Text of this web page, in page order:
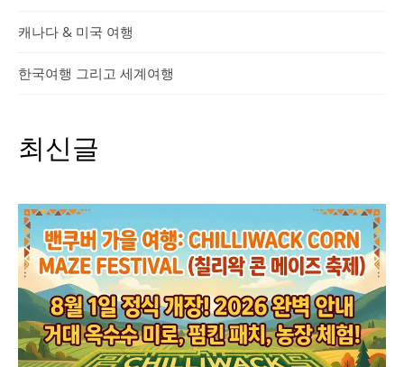
캐나다 & 미국 여행
한국여행 그리고 세계여행
최신글